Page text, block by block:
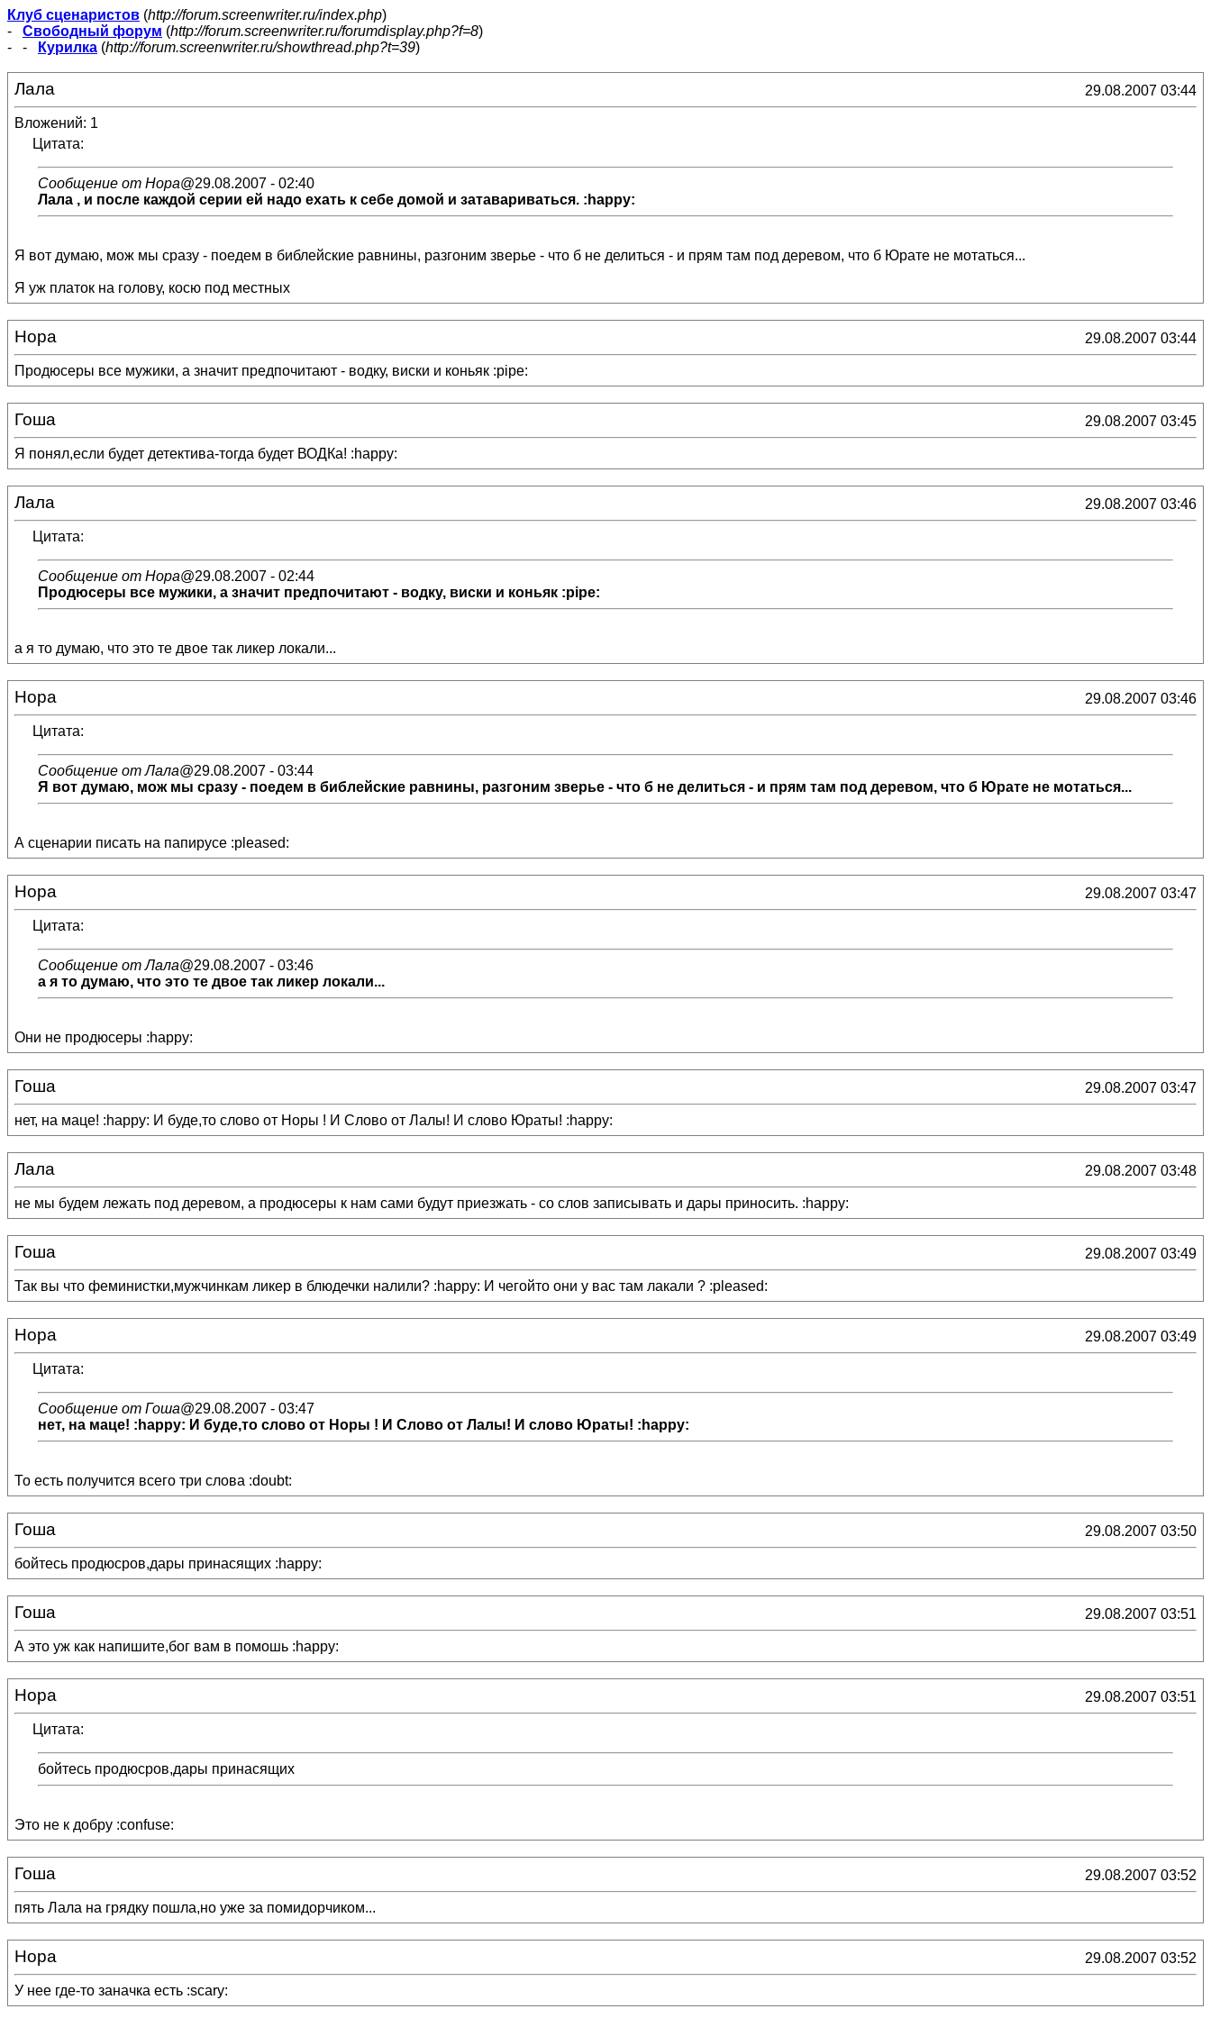
Клуб сценаристов (http://forum.screenwriter.ru/index.php)
- Свободный форум (http://forum.screenwriter.ru/forumdisplay.php?f=8)
- -
Курилка (http://forum.screenwriter.ru/showthread.php?t=39)
Лала 29.08.2007 03:44
Вложений: 1
Цитата:
Сообщение от Нора@29.08.2007 - 02:40
Лала , и после каждой серии ей надо ехать к себе домой и затавариваться. :happy:
Я вот думаю, мож мы сразу - поедем в библейские равнины, разгоним зверье - что б не делиться - и прям там под деревом, что б Юрате не мотаться...
Я уж платок на голову, косю под местных
Нора 29.08.2007 03:44
Продюсеры все мужики, а значит предпочитают - водку, виски и коньяк :pipe:
Гоша 29.08.2007 03:45
Я понял,если будет детектива-тогда будет ВОДКа! :happy:
Лала 29.08.2007 03:46
Цитата:
Сообщение от Нора@29.08.2007 - 02:44
Продюсеры все мужики, а значит предпочитают - водку, виски и коньяк :pipe:
а я то думаю, что это те двое так ликер локали...
Нора 29.08.2007 03:46
Цитата:
Сообщение от Лала@29.08.2007 - 03:44
Я вот думаю, мож мы сразу - поедем в библейские равнины, разгоним зверье - что б не делиться - и прям там под деревом, что б Юрате не мотаться...
А сценарии писать на папирусе :pleased:
Нора 29.08.2007 03:47
Цитата:
Сообщение от Лала@29.08.2007 - 03:46
а я то думаю, что это те двое так ликер локали...
Они не продюсеры :happy:
Гоша 29.08.2007 03:47
нет, на маце! :happy: И буде,то слово от Норы ! И Слово от Лалы! И слово Юраты! :happy:
Лала 29.08.2007 03:48
не мы будем лежать под деревом, а продюсеры к нам сами будут приезжать - со слов записывать и дары приносить. :happy:
Гоша 29.08.2007 03:49
Так вы что феминистки,мужчинкам ликер в блюдечки налили? :happy: И чегойто они у вас там лакали ? :pleased:
Нора 29.08.2007 03:49
Цитата:
Сообщение от Гоша@29.08.2007 - 03:47
нет, на маце! :happy: И буде,то слово от Норы ! И Слово от Лалы! И слово Юраты! :happy:
То есть получится всего три слова :doubt:
Гоша 29.08.2007 03:50
бойтесь продюсров,дары принасящих :happy:
Гоша 29.08.2007 03:51
А это уж как напишите,бог вам в помошь :happy:
Нора 29.08.2007 03:51
Цитата:
бойтесь продюсров,дары принасящих
Это не к добру :confuse:
Гоша 29.08.2007 03:52
пять Лала на грядку пошла,но уже за помидорчиком...
Нора 29.08.2007 03:52
У нее где-то заначка есть :scary: